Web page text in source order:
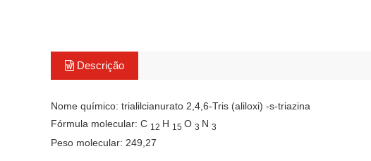
Descrição
Nome químico: trialilcianurato 2,4,6-Tris (aliloxi) -s-triazina
Fórmula molecular: C 12 H 15 O 3 N 3
Peso molecular: 249,27